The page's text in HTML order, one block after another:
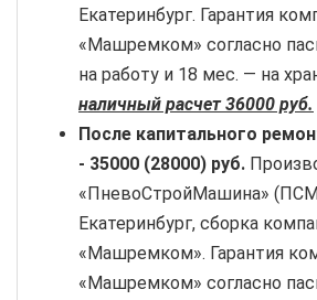
Екатеринбург. Гарантия
«Машремком» согласно
на работу и 18 мес. — на
наличный расчет 36000 руб.
После капитального
- 35000 (28000) руб.
«ПневоСтройМашина»
Екатеринбург, сборка
«Машремком». Гарантия
«Машремком» согласно